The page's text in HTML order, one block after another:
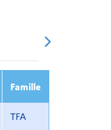
2023
Famille
TFA